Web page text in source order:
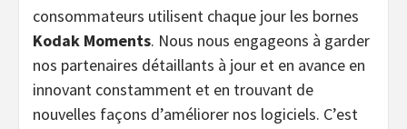
consommateurs utilisent chaque jour les bornes
Kodak Moments. Nous nous engageons à garder
nos partenaires détaillants à jour et en avance en
innovant constamment et en trouvant de
nouvelles façons d’améliorer nos logiciels. C’est